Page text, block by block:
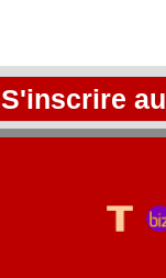
S'inscrire au